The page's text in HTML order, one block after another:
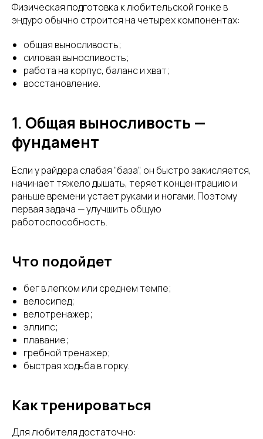
Физическая подготовка к любительской гонке в
эндуро обычно строится на четырех компонентах:
общая выносливость;
силовая выносливость;
работа на корпус, баланс и хват;
восстановление.
1. Общая выносливость —
фундамент
Если у райдера слабая “база”, он быстро закисляется,
начинает тяжело дышать, теряет концентрацию и
раньше времени устает руками и ногами. Поэтому
первая задача — улучшить общую
работоспособность.
Что подойдет
бег в легком или среднем темпе;
велосипед;
велотренажер;
эллипс;
плавание;
гребной тренажер;
быстрая ходьба в горку.
Как тренироваться
Для любителя достаточно: